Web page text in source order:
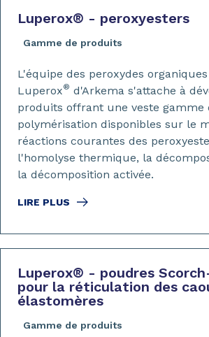
Luperox® - peroxyesters
Gamme de produits
LIRE PLUS
L'équipe des peroxydes
Luperox® d'Arkema s'attache à
produits offrant une veste gamme
polymérisation disponibles sur le
réactions courantes des
l'homolyse thermique, la
la décomposition activée.
Luperox® - poudres
pour la réticulation des
élastomères
Gamme de produits